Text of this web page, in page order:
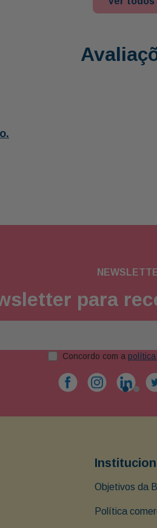
para
Concordo com a política
Objetivos da
Política